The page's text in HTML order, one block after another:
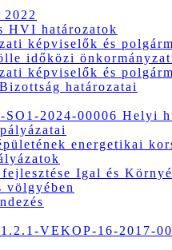
HVI határozatok
képviselők és
időközi
képviselők és
határozatai
2024-00006 Helyi
energetikai
Igal és
völgyében
VEKOP-16-2017-